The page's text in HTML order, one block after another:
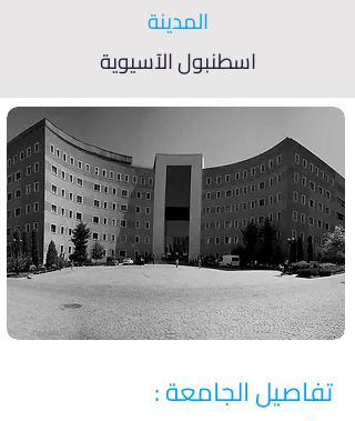
المدينة
اسطنبول الآسيوية
تفاصيل الجامعة :